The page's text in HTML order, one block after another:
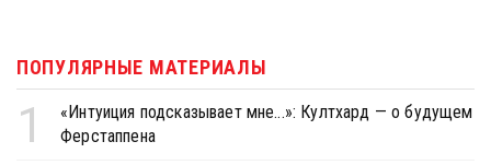
ПОПУЛЯРНЫЕ МАТЕРИАЛЫ
1
«Интуиция подсказывает мне...»: Култхард — о будущем
Ферстаппена